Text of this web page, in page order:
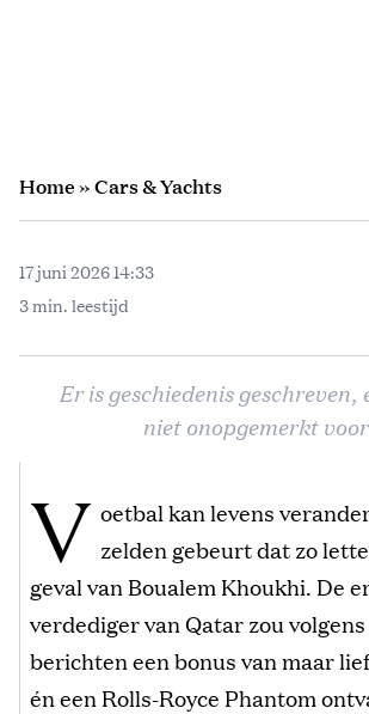
Home»Cars & Yachts
17 juni 2026 14:33
3 min. leestijd
Er is geschiedenis
niet onopgemerkt
V oetbal kan levens
zelden gebeurt dat zo
geval van Boualem Khoukhi. De
verdediger van Qatar zou
berichten een bonus van maar
én een Rolls-Royce Phantom